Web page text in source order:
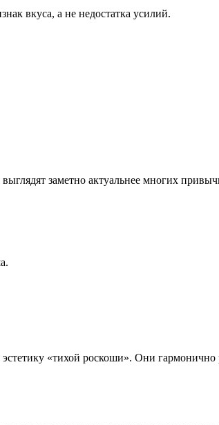
вкуса, а не недостатка усилий.
заметно актуальнее многих
«тихой роскоши». Они